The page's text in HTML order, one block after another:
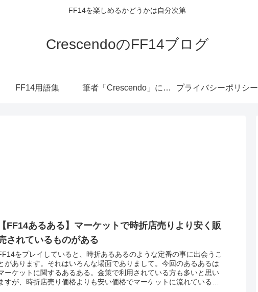
FF14を楽しめるかどうかは自分次第
CrescendoのFF14ブログ
FF14用語集 筆者「Crescendo」について プライバシーポリシー
【FF14あるある】マーケットで時折店売りより安く販
されているものがある
をプレイしていると、時折あるあるのような定番の事に出会うこ
があります。それはいろんな場面でありまして。今回のあるあるは
ーケットに関するあるある。金策で利用されている方も多いと思い
すが、時折店売り価格よりも安い価格でマーケットに流れているこ